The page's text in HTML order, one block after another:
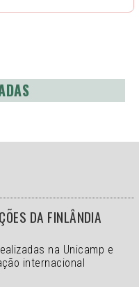
DA FINLÂNDIA
na Unicamp e
internacional